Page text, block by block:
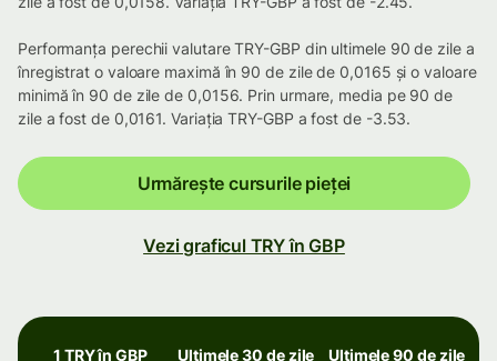
Performanța perechii valutare TRY-GBP din ultimele 90 de zile a
înregistrat o valoare maximă în 90 de zile de 0,0165 și o valoare
minimă în 90 de zile de 0,0156. Prin urmare, media pe 90 de
zile a fost de 0,0161. Variația TRY-GBP a fost de -3.53.
Urmărește cursurile pieței
Vezi graficul TRY în GBP
1 TRY în GBP Ultimele 30 de zile Ultimele 90 de zile